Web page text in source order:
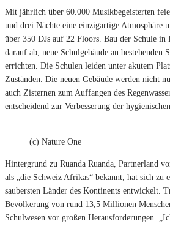
Mit jährlich über 60.000 Musikbegeisterten
und drei Nächte eine einzigartige Atmosphäre
über 350 DJs auf 22 Floors. Bau der Schule in
darauf ab, neue Schulgebäude an bestehenden
errichten. Die Schulen leiden unter akutem
Zuständen. Die neuen Gebäude werden nicht
auch Zisternen zum Auffangen des
entscheidend zur Verbesserung der
(c) Nature One
Hintergrund zu Ruanda Ruanda, Partnerland
als „die Schweiz Afrikas“ bekannt, hat sich zu
saubersten Länder des Kontinents entwickelt.
Bevölkerung von rund 13,5 Millionen
Schulwesen vor großen Herausforderungen.